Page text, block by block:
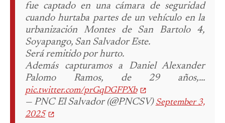
fue captado en una cámara de seguridad
cuando hurtaba partes de un vehículo en la
urbanización Montes de San Bartolo 4,
Soyapango, San Salvador Este.
Será remitido por hurto.
Además capturamos a Daniel Alexander
Palomo Ramos, de 29 años,…
pic.twitter.com/prGqDGFPXb
— PNC El Salvador (@PNCSV) September 3,
2025